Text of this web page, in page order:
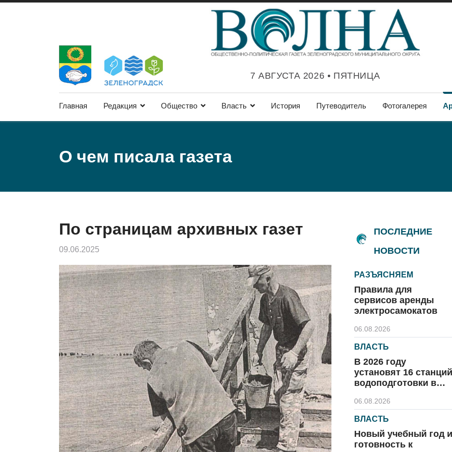
7 АВГУСТА 2026 • ПЯТНИЦА
Главная Редакция Общество Власть История Путеводитель Фотогалерея
О чем писала газета
По страницам архивных газет
09.06.2025
ПОСЛЕДНИЕ
НОВОСТИ
РАЗЪЯСНЯЕМ
Правила для
сервисов аренды
электросамокатов
06.08.2026
ВЛАСТЬ
В 2026 году
установят 16 станций
водоподготовки в
06.08.2026
ВЛАСТЬ
Новый учебный год и
готовность к